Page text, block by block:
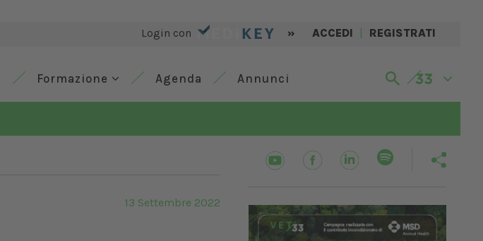
Login con » ACCEDI | REGISTRATI
Formazione Agenda Annunci
13 Settembre 2022